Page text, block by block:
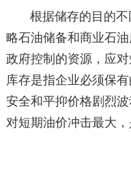
根据储存的目的
略石油储备和商业石
政府控制的资源，应
库存是指企业必须保
安全和平抑价格剧烈
对短期油价冲击最大